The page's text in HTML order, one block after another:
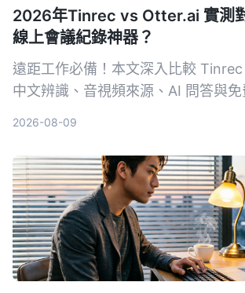
2026年Tinrec vs Otter.ai 實測
線上會議紀錄神器？
遠距工作必備！本文深入比較
中文辨識、音視頻來源、AI 問答與
2026-08-09